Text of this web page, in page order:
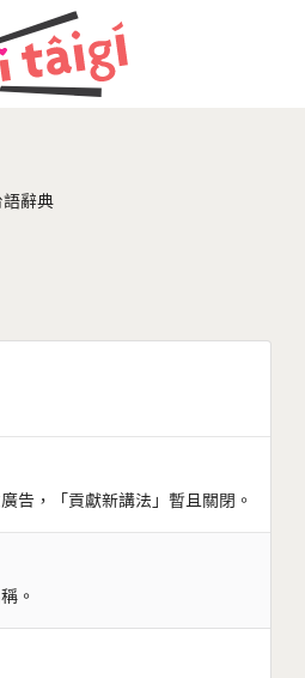
辭典
告，「貢獻新講法」暫且關閉。
。